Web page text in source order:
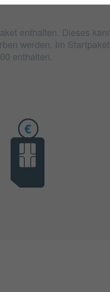
enthalten. Dieses
werden. Im
enthalten.